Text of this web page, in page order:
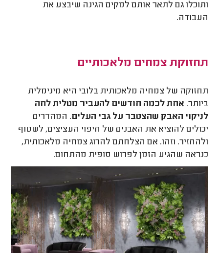
ותוכלו גם לתאר אותם למקים הגינה שיבצע את
העבודה.
תחזוקת צמחים מלאכותיים
תחזוקה של צמחיה מלאכותית בלובי היא מינימלית
ביותר. אחת לכמה חודשים להעביר מטלית לחה
לניקוי האבק שהצטבר על גבי העלים. המהדרים
יכולים להוציא את האבנים של חיפוי העציצים, לשטוף
ולהחזיר. וזהו. אם הצלחתם להרוג צמחיה מלאכותית,
כנראה שהגיע הזמן לפרוש סופית מהתחום.